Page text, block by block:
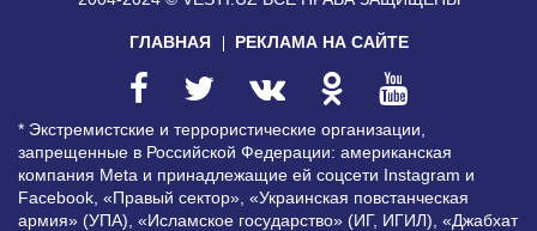
ГЛАВНАЯ РЕКЛАМА НА САЙТЕ
* Экстремистские и террористические организации,
запрещенные в Российской Федерации: американская
компания Meta и принадлежащие ей соцсети Instagram и
Facebook, «Правый сектор», «Украинская повстанческая
армия» (УПА), «Исламское государство» (ИГ, ИГИЛ), «Джабхат